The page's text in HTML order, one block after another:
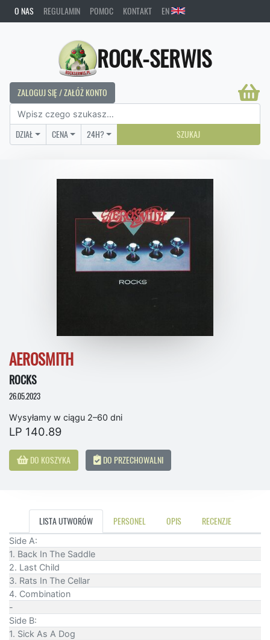
O NAS REGULAMIN POMOC KONTAKT EN
ROCK-SERWIS
ZALOGUJ SIĘ / ZAŁÓŻ KONTO
DZIAŁ CENA 24H? SZUKAJ
AEROSMITH
ROCKS
26.05.2023
Wysyłamy w ciągu 2–60 dni
LP 140.89
DO KOSZYKA DO PRZECHOWALNI
LISTA UTWORÓW PERSONEL OPIS RECENZJE
Side A:
1. Back In The Saddle
2. Last Child
3. Rats In The Cellar
4. Combination
-
Side B:
1. Sick As A Dog